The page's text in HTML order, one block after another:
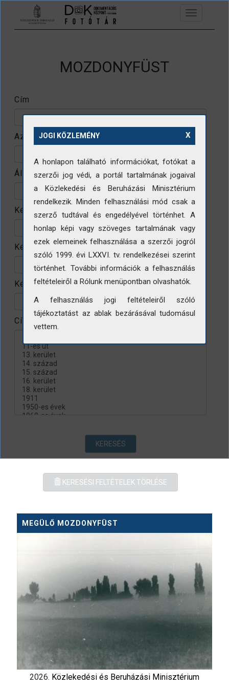
Ugrás a tartalomra
Toggle
navigation
MOZDONYFÜST
Cím
Azonosító
Állomány
Készítő
Készítés helye
Készítés évtizede
Címke
KERESÉS
KERESÉSI FELTÉTELEK TÖRLÉSE
MEGÜLŐ MOZDONYFÜST
2026. Közlekedési és Beruházási Minisztérium
X
JOGI KÖZLEMÉNY
A honlapon található információkat, fotókat a
szerzői jog védi, a portál tartalmának jogaival
a Közlekedési és Beruházási Minisztérium
rendelkezik. Minden felhasználási mód csak a
szerző tudtával és engedélyével történhet. A
honlap képi vagy szöveges tartalmának vagy
ezek elemeinek felhasználása a szerzői jogról
szóló 1999. évi LXXVI. tv. rendelkezései szerint
történhet. További információk a felhasználás
feltételeiről a Rólunk menüpontban olvashatók.
A felhasználás jogi feltételeiről szóló
tájékoztatást az ablak bezárásával tudomásul
vettem.